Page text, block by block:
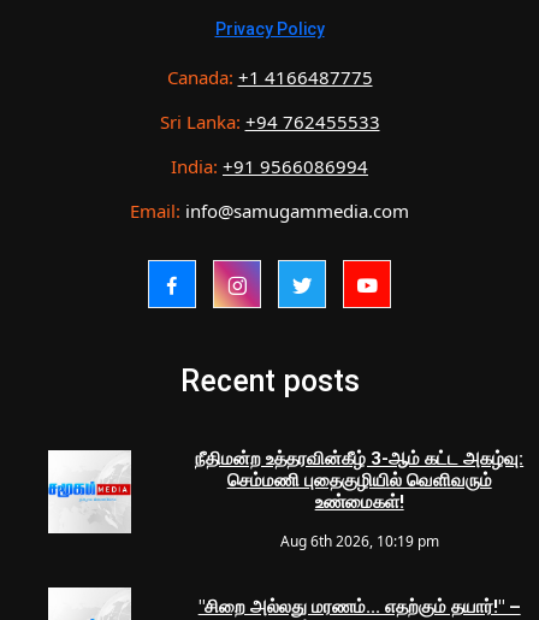
Privacy Policy
Canada: +1 4166487775
Sri Lanka: +94 762455533
India: +91 9566086994
Email: info@samugammedia.com
Recent posts
நீதிமன்ற உத்தரவின்கீழ் 3-ஆம் கட்ட அகழ்வு:
செம்மணி புதைகுழியில் வெளிவரும்
உண்மைகள்!
Aug 6th 2026, 10:19 pm
"சிறை அல்லது மரணம்... எதற்கும் தயார்!" –